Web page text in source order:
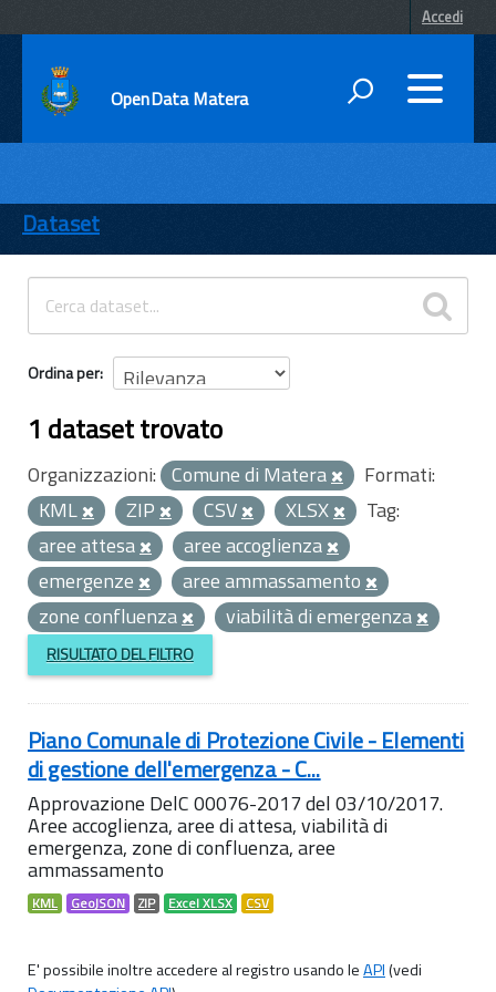
Accedi
OpenData Matera
ENTI
TEMI
INFORMAZIONI
Dataset
Ordina per
1 dataset trovato
Organizzazioni: Comune di Matera
Formati:
KML
ZIP CSV XLSX
Tag:
aree attesa
aree accoglienza
emergenze
aree ammassamento
zone confluenza
viabilità di emergenza
RISULTATO DEL FILTRO
Piano Comunale di Protezione Civile - Elementi
di gestione dell'emergenza - C...
Approvazione DelC 00076-2017 del 03/10/2017.
Aree accoglienza, aree di attesa, viabilità di
emergenza, zone di confluenza, aree
ammassamento
KML GeoJSON ZIP Excel XLSX CSV
E' possibile inoltre accedere al registro usando leAPI(vedi